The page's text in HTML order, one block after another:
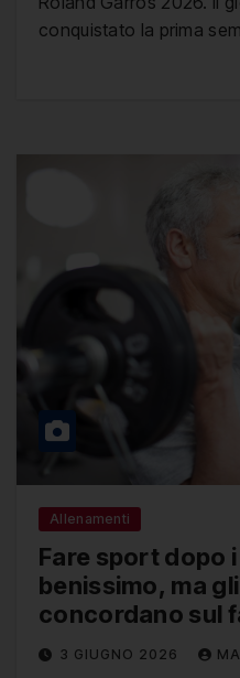
conquistato la prima
Allenamenti
Fare sport dopo
benissimo, ma
concordano sul
i video di un
3 GIUGNO 2026